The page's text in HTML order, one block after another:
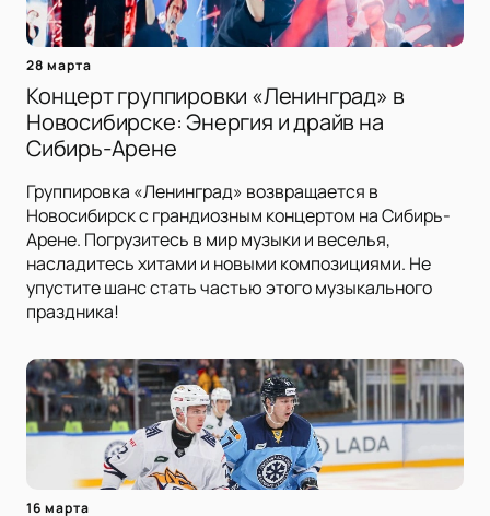
28 марта
Концерт группировки «Ленинград» в
Новосибирске: Энергия и драйв на
Сибирь-Арене
Группировка «Ленинград» возвращается в
Новосибирск с грандиозным концертом на Сибирь-
Арене. Погрузитесь в мир музыки и веселья,
насладитесь хитами и новыми композициями. Не
упустите шанс стать частью этого музыкального
праздника!
16 марта